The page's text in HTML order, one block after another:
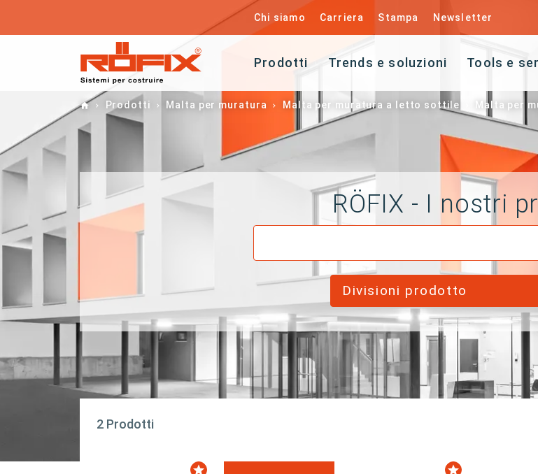
Chi siamo Carriera Stampa Newsletter
Prodotti Trends e soluzioni Tools e
HomeProdotti Malta per muratura Malta per muratura a letto sottile Malta per
RÖFIX - I nostri
Divisioni prodotto
2 Prodotti